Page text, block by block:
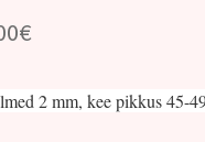
€
on:
2 mm, kee pikkus 45-